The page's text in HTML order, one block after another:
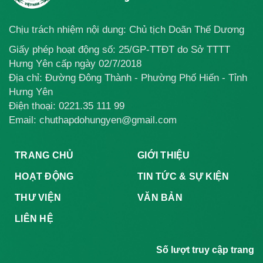
Chịu trách nhiệm nội dung: Chủ tịch Doãn Thế Dương
Giấy phép hoạt động số: 25/GP-TTĐT do Sở TTTT
Hưng Yên cấp ngày 02/7/2018
Địa chỉ: Đường Đông Thành - Phường Phố Hiến - Tỉnh
Hưng Yên
Điện thoại: 0221.35 111 99
Email: chuthapdohungyen@gmail.com
TRANG CHỦ GIỚI THIỆU
HOẠT ĐỘNG TIN TỨC & SỰ KIỆN
THƯ VIỆN VĂN BẢN
LIÊN HỆ
Số lượt truy cập trang